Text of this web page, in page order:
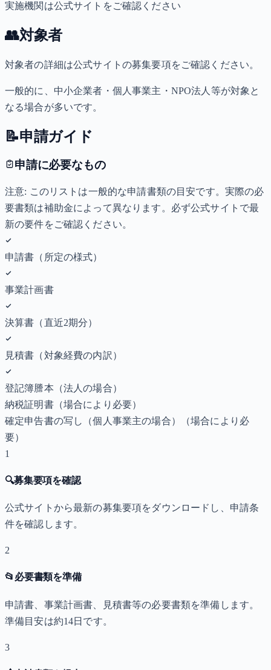
実施機関は公式サイトをご確認ください
👥対象者
対象者の詳細は公式サイトの募集要項をご確認ください。
一般的に、中小企業者・個人事業主・NPO法人等が対象と
なる場合が多いです。
📝申請ガイド
申請に必要なもの
注意: このリストは一般的な申請書類の目安です。実際の必
要書類は補助金によって異なります。必ず公式サイトで最
新の要件をご確認ください。
申請書（所定の様式）
事業計画書
決算書（直近2期分）
見積書（対象経費の内訳）
登記簿謄本（法人の場合）
納税証明書（場合により必要）
確定申告書の写し（個人事業主の場合）
（場合により必
要）
1
🔍募集要項を確認
公式サイトから最新の募集要項をダウンロードし、申請条
件を確認します。
2
📂 必要書類を準備
申請書、事業計画書、見積書等の必要書類を準備します。
準備目安は約14日です。
3